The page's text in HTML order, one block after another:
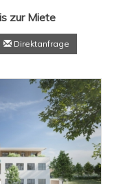
zur Miete
Direktanfrage